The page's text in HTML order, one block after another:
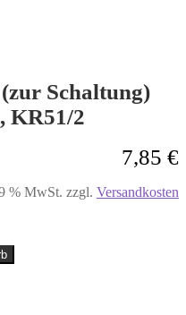
Schaltung)
KR51/2
7,85 €
% MwSt. zzgl. Versandkosten